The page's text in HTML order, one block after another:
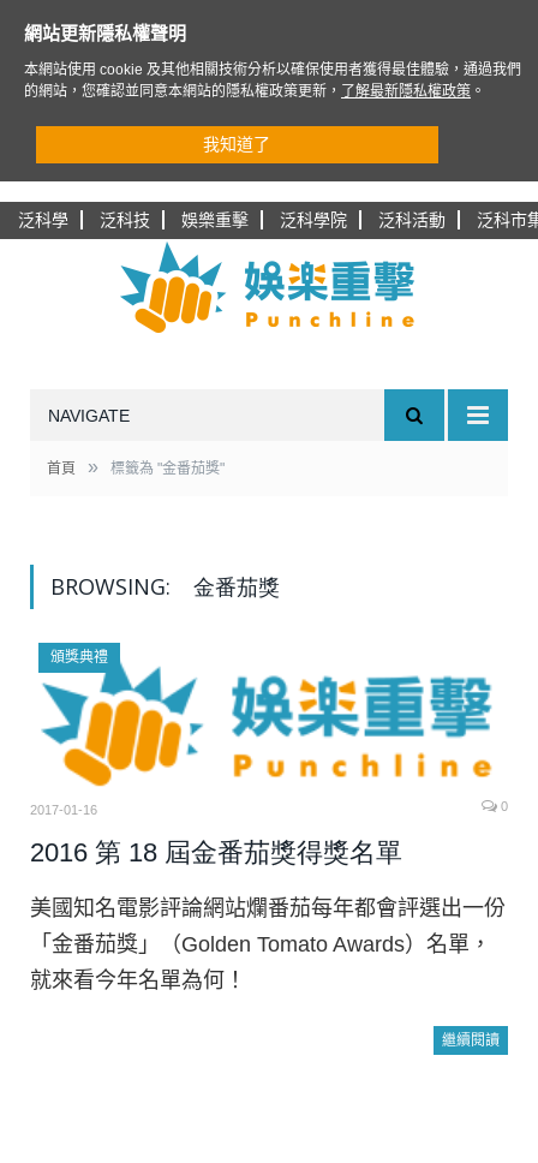
泛科學 泛科技 娛樂重擊 泛科學院 泛科活動 泛科市
NAVIGATE
首頁 » 標籤為 "金番茄獎"
BROWSING: 金番茄獎
頒獎典禮
2017-01-16 0
2016 第 18 屆金番茄獎得獎名單
美國知名電影評論網站爛番茄每年都會評選出一份
「金番茄獎」（Golden Tomato Awards）名單，
就來看今年名單為何！
繼續閱讀
網站更新隱私權聲明
本網站使用 cookie 及其他相關技術分析以確保使用者獲得最佳體驗，通過我們
的網站，您確認並同意本網站的隱私權政策更新，
了解最新隱私權政策 。
我知道了